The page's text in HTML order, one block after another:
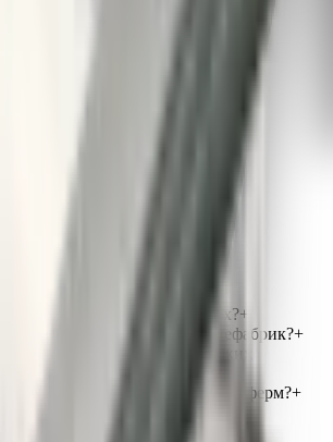
(Pf)
током
в фитосветильниках?+
светильники для птицефабрик?+
нужен для животноводческих
действуют для теплиц и ферм?+